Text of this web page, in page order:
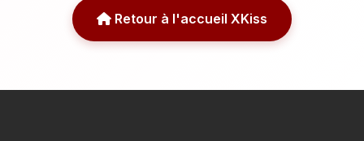
Retour à l'accueil XKiss